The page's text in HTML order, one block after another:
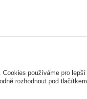
používáme pro lepší
rozhodnout pod tlačítkem